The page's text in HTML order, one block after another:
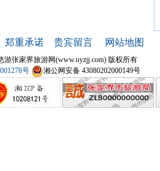
郑重承诺 贵宾留言 网站地图
游张家界旅游网(www.uyzjj.com) 版权所有
号 湘公网安备 43080202000149号